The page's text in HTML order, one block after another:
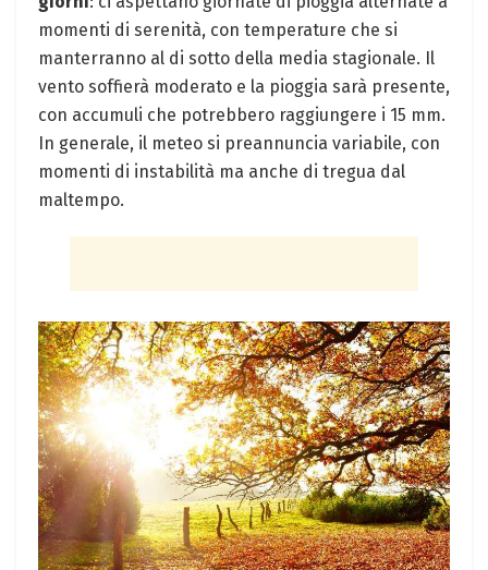
momenti di serenità, con temperature che si
manterranno al di sotto della media stagionale. Il
vento soffierà moderato e la pioggia sarà presente,
con accumuli che potrebbero raggiungere i 15 mm.
In generale, il meteo si preannuncia variabile, con
momenti di instabilità ma anche di tregua dal
maltempo.